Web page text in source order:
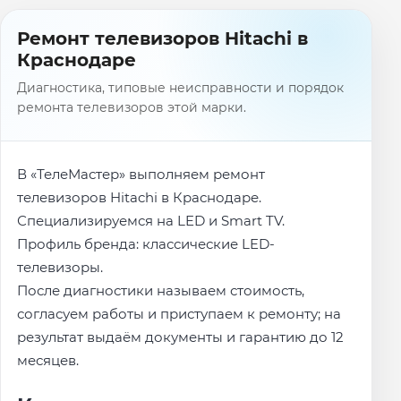
Ремонт телевизоров Hitachi в
Краснодаре
Диагностика, типовые неисправности и порядок
ремонта телевизоров этой марки.
В «ТелеМастер» выполняем ремонт
телевизоров Hitachi в Краснодаре.
Специализируемся на LED и Smart TV.
Профиль бренда: классические LED-
телевизоры.
После диагностики называем стоимость,
согласуем работы и приступаем к ремонту; на
результат выдаём документы и гарантию до 12
месяцев.